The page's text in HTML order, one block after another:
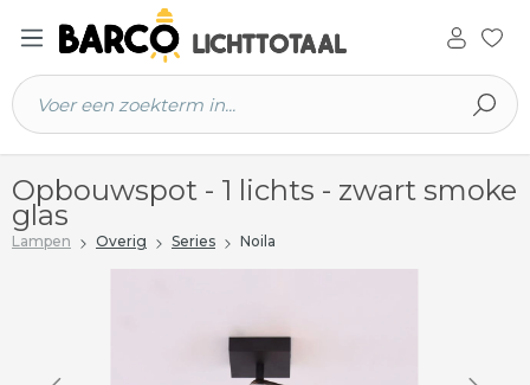
hoofdinhoud
Opbouwspot - 1 lichts - zwart smoke
glas
Lampen Overig Series Noila